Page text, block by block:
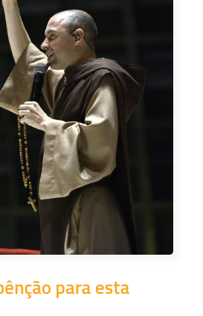
para esta